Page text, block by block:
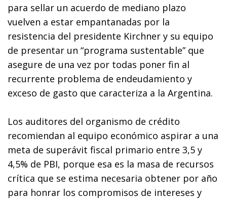
para sellar un acuerdo de mediano plazo
vuelven a estar empantanadas por la
resistencia del presidente Kirchner y su equipo
de presentar un “programa sustentable” que
asegure de una vez por todas poner fin al
recurrente problema de endeudamiento y
exceso de gasto que caracteriza a la Argentina.
Los auditores del organismo de crédito
recomiendan al equipo económico aspirar a una
meta de superávit fiscal primario entre 3,5 y
4,5% de PBI, porque esa es la masa de recursos
crítica que se estima necesaria obtener por año
para honrar los compromisos de intereses y